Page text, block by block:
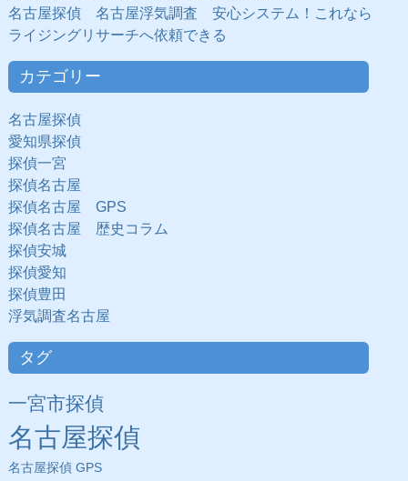
名古屋探偵 名古屋浮気調査 安心システム！これなら
ライジングリサーチへ依頼できる
カテゴリー
名古屋探偵
愛知県探偵
探偵一宮
探偵名古屋
探偵名古屋 GPS
探偵名古屋 歴史コラム
探偵安城
探偵愛知
探偵豊田
浮気調査名古屋
タグ
一宮市探偵
名古屋探偵
名古屋探偵 GPS